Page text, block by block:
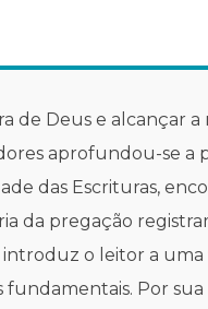
de Deus e alcançar a
aprofundou-se
das Escrituras,
da pregação
o leitor a
Por